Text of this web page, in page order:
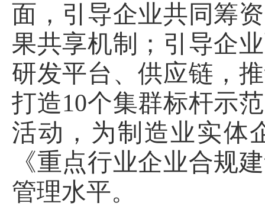
面，引导企业共同筹
果共享机制；引导企
研发平台、供应链，
打造10个集群标杆示
活动，为制造业实体
《重点行业企业合规
管理水平。